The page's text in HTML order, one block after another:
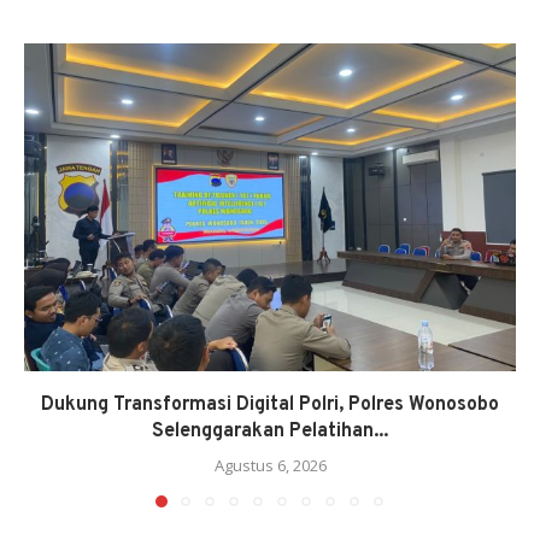
Dukung Transformasi Digital Polri, Polres Wonosobo
Selenggarakan Pelatihan...
Agustus 6, 2026